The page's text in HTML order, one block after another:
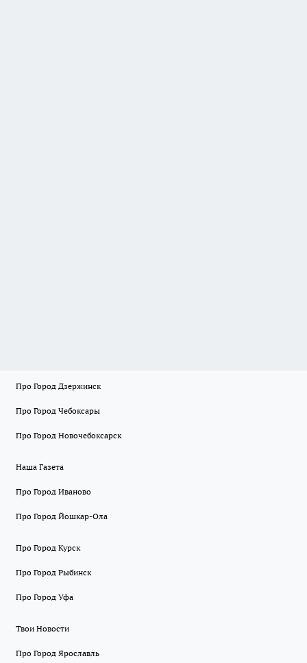
Про Город Дзержинск
Про Город Чебоксары
Про Город Новочебоксарск
Наша Газета
Про Город Иваново
Про Город Йошкар-Ола
Про Город Курск
Про Город Рыбинск
Про Город Уфа
Твои Новости
Про Город Ярославль